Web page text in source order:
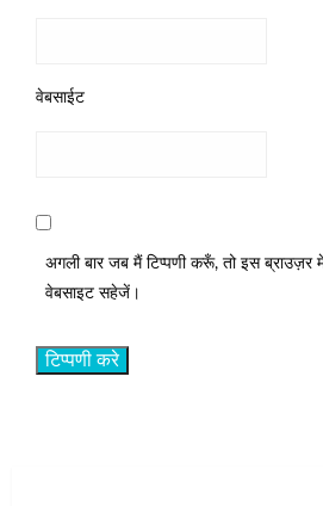
वेबसाईट
अगली बार जब मैं टिप्पणी करूँ, तो इस ब्राउज़र
वेबसाइट सहेजें।